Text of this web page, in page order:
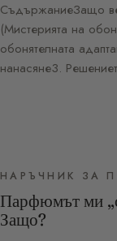
СъдържаниеЗащо
(Мистерията на
обонятелната
нанасяне3.
НАРЪЧНИК ЗА
Парфюмът ми
Защо?